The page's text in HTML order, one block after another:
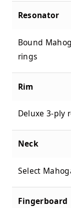
Resonator
Bound
rings
Rim
Deluxe 3-ply
Neck
Select
Fingerboard